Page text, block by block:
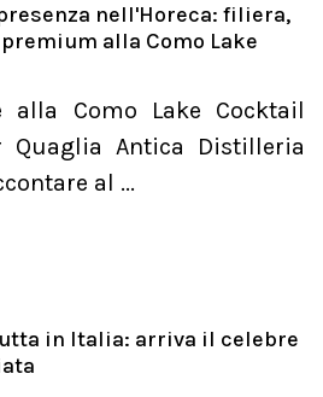
nell'Horeca: filiera,
alla Como Lake
alla Como Lake Cocktail
Quaglia Antica Distilleria
al ...
in Italia: arriva il celebre